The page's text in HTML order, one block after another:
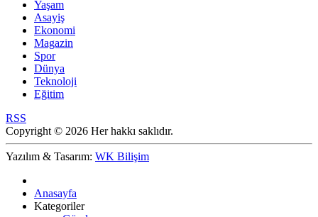
Yaşam
Asayiş
Ekonomi
Magazin
Spor
Dünya
Teknoloji
Eğitim
RSS
Copyright © 2026 Her hakkı saklıdır.
Yazılım & Tasarım: WK Bilişim
Anasayfa
Kategoriler